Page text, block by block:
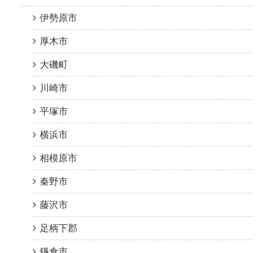
伊勢原市
厚木市
大磯町
川崎市
平塚市
横浜市
相模原市
秦野市
藤沢市
足柄下郡